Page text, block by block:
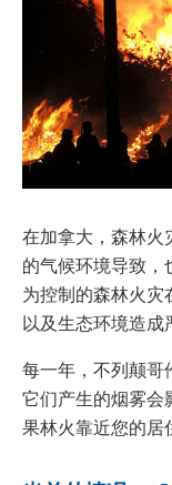
在加拿大，森林火
的气候环境导致，
为控制的森林火
以及生态环境造成
每一年，不列颠哥
它们产生的烟雾会
果林火靠近您的居